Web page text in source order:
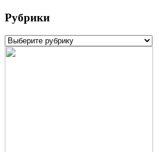
Рубрики
Рубрики